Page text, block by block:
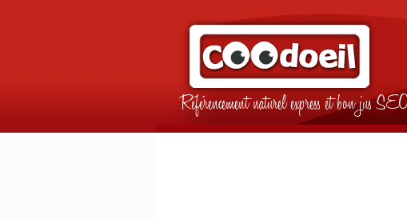
Référencement naturel express et bon jus